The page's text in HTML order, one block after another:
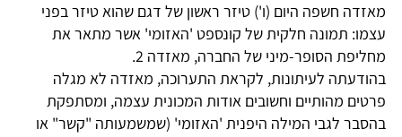
מאזדה חשפה היום (ו') טיזר ראשון של דגם שהוא טיזר בפני
עצמו: תמונה חלקית של קונספט 'האזומי' אשר מתאר את
מחליפת הסופר-מיני של החברה, מאזדה 2.
בהודעתה לעיתונות, לקראת התערוכה, מאזדה לא מגלה
פרטים מהותיים וחשובים אודות המכונית עצמה, ומסתפקת
בהסבר לגבי המילה היפנית 'האזומי' (שמשמעותה "קשר" או